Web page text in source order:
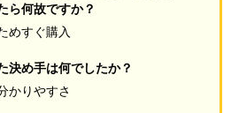
何故ですか？
めすぐ購入
決め手は何でしたか？
かりやすさ